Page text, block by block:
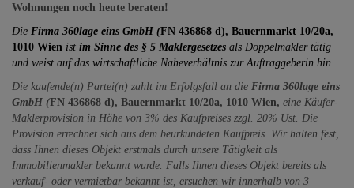
Wohnungen noch heute beraten!
Die Firma 360lage eins GmbH (FN 436868 d), Bauernmarkt 10/20a,
1010 Wien ist im Sinne des § 5 Maklergesetzes als Doppelmakler tätig
und weist auf das wirtschaftliche Naheverhältnis zur Auftraggeberin hin.
Die kaufende(n) Partei(n) zahlt im Erfolgsfall an die Firma 360lage eins
GmbH (FN 436868 d), Bauernmarkt 10/20a, 1010 Wien, eine Käufer-
Maklerprovision in Höhe von 3% des Kaufpreises zzgl. 20% Ust. Die
Provision errechnet sich aus dem beurkundeten Kaufpreis. Wir halten fest,
dass Ihnen dieses Objekt erstmals durch unsere Tätigkeit als
Immobilienmakler bekannt wurde. Falls Ihnen dieses Objekt bereits als
verkauf- oder vermietbar bekannt ist, ersuchen wir innerhalb von 3